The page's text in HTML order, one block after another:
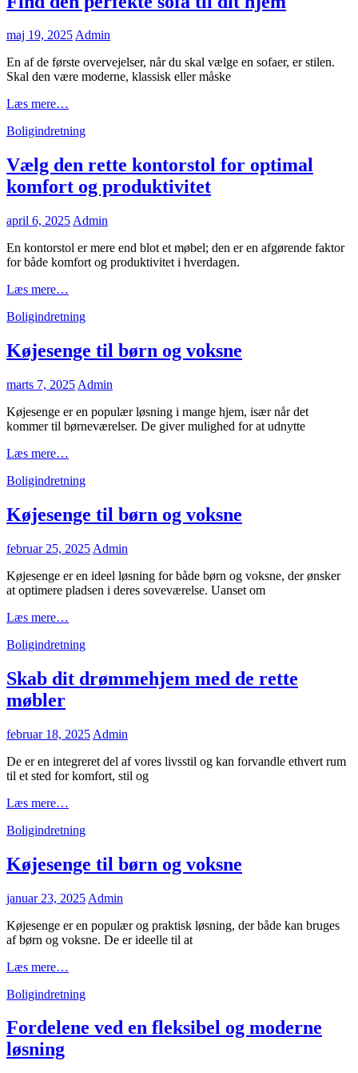
indvendige
Posted
maj 19, 2025Admin
En af de første overvejelser, når du skal vælge en sofaer, er stilen.
Skal den være moderne, klassisk eller måske
Læs mere…
perfekte
til
dit
hjem
Cat
Boligindretning
Vælg den rette kontorstol for optimal
komfort og produktivitet
Posted
april 6, 2025 Admin
En kontorstol er mere end blot et møbel; den er en afgørende faktor
for både komfort og produktivitet i hverdagen.
Læs mere…
rette
for
optimal
og
Cat
Boligindretning
Køjesenge til børn og voksne
Posted
marts 7, 2025 Admin
Køjesenge er en populær løsning i mange hjem, især når det
kommer til børneværelser. De giver mulighed for at udnytte
Læs mere…
børn
voksne
Cat
Boligindretning
Køjesenge til børn og voksne
Posted
februar 25, 2025 Admin
Køjesenge er en ideel løsning for både børn og voksne, der ønsker
at optimere pladsen i deres soveværelse. Uanset om
Læs mere…
børn
voksne
Cat
Boligindretning
Skab dit drømmehjem med de rette
møbler
Posted
februar 18, 2025 Admin
De er en integreret del af vores livsstil og kan forvandle ethvert rum
til et sted for komfort, stil og
Læs mere…
drømmehjem
de
rette
Cat
Boligindretning
Køjesenge til børn og voksne
Posted
januar 23, 2025 Admin
Køjesenge er en populær og praktisk løsning, der både kan bruges
af børn og voksne. De er ideelle til at
Læs mere…
børn
voksne
Cat
Boligindretning
Fordelene ved en fleksibel og moderne
løsning